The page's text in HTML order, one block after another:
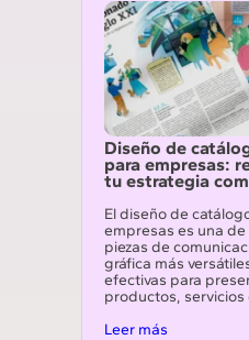
Diseño de
para empresas:
tu estrategia
El diseño de
empresas es una de
piezas de
gráfica más
efectivas para
productos, servicios
Leer más